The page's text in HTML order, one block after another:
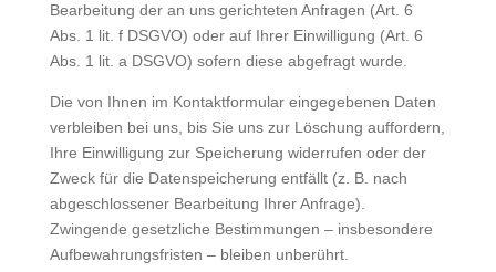
Bearbeitung der an uns gerichteten Anfragen (Art. 6
Abs. 1 lit. f DSGVO) oder auf Ihrer Einwilligung (Art. 6
Abs. 1 lit. a DSGVO) sofern diese abgefragt wurde.
Die von Ihnen im Kontaktformular eingegebenen Daten
verbleiben bei uns, bis Sie uns zur Löschung auffordern,
Ihre Einwilligung zur Speicherung widerrufen oder der
Zweck für die Datenspeicherung entfällt (z. B. nach
abgeschlossener Bearbeitung Ihrer Anfrage).
Zwingende gesetzliche Bestimmungen – insbesondere
Aufbewahrungsfristen – bleiben unberührt.